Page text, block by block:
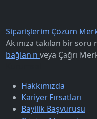
Siparişlerim Çözüm
Aklınıza takılan bir soru
bağlanın veya Çağrı
Hakkımızda
Kariyer Fırsatları
Bayilik Başvurusu